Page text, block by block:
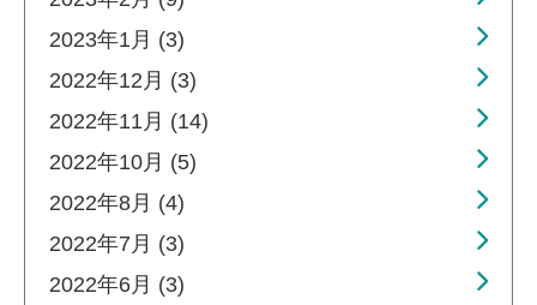
2023年1月 (3)
2022年12月 (3)
2022年11月 (14)
2022年10月 (5)
2022年8月 (4)
2022年7月 (3)
2022年6月 (3)